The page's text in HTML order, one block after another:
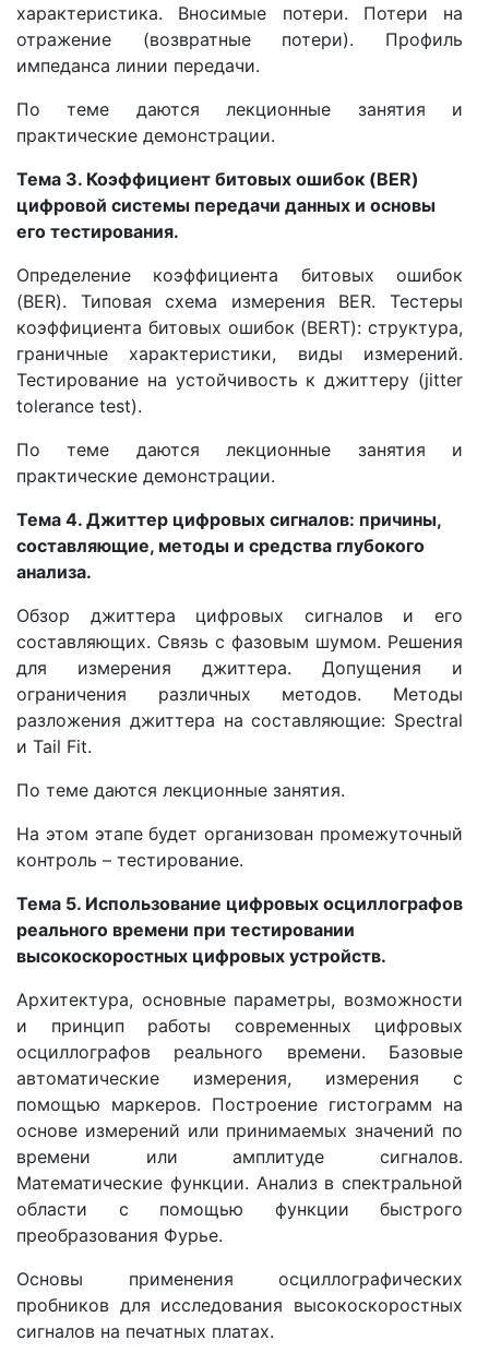
характеристика. Вносимые потери. Потери на
отражение (возвратные потери). Профиль
импеданса линии передачи.
По теме даются лекционные занятия и
практические демонстрации.
Тема 3. Коэффициент битовых ошибок (BER)
цифровой системы передачи данных и основы
его тестирования.
Определение коэффициента битовых ошибок
(BER). Типовая схема измерения BER. Тестеры
коэффициента битовых ошибок (BERT): структура,
граничные характеристики, виды измерений.
Тестирование на устойчивость к джиттеру (jitter
tolerance test).
По теме даются лекционные занятия и
практические демонстрации.
Тема 4. Джиттер цифровых сигналов: причины,
составляющие, методы и средства глубокого
анализа.
Обзор джиттера цифровых сигналов и его
составляющих. Связь с фазовым шумом. Решения
для измерения джиттера. Допущения и
ограничения различных методов. Методы
разложения джиттера на составляющие: Spectral
и Tail Fit.
По теме даются лекционные занятия.
На этом этапе будет организован промежуточный
контроль – тестирование.
Тема 5. Использование цифровых осциллографов
реального времени при тестировании
высокоскоростных цифровых устройств.
Архитектура, основные параметры, возможности
и принцип работы современных цифровых
осциллографов реального времени. Базовые
автоматические измерения, измерения с
помощью маркеров. Построение гистограмм на
основе измерений или принимаемых значений по
времени или амплитуде сигналов.
Математические функции. Анализ в спектральной
области с помощью функции быстрого
преобразования Фурье.
Основы применения осциллографических
пробников для исследования высокоскоростных
сигналов на печатных платах.